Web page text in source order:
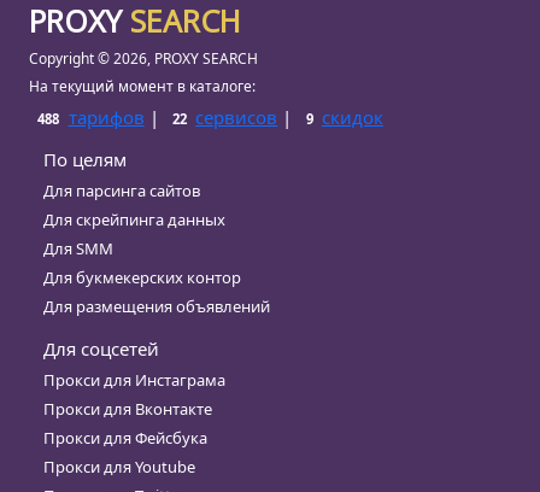
PROXYSEARCH
Copyright © 2026, PROXY SEARCH
На текущий момент в каталоге:
488 тарифов | 22 сервисов | 9 скидок
По целям
Для парсинга сайтов
Для скрейпинга данных
Для SMM
Для букмекерских контор
Для размещения объявлений
Для соцсетей
Прокси для Инстаграма
Прокси для Вконтакте
Прокси для Фейсбука
Прокси для Youtube